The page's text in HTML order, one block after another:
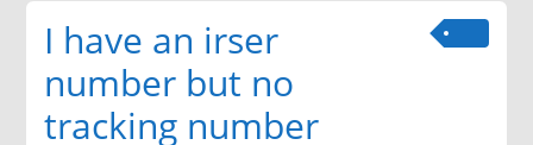
I have an irser
number but no
tracking number